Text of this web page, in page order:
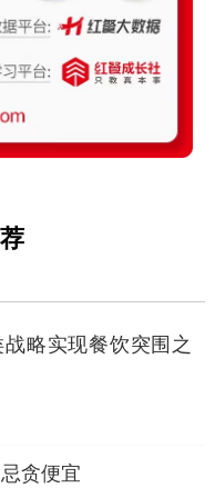
略实现餐饮突围之
贪便宜